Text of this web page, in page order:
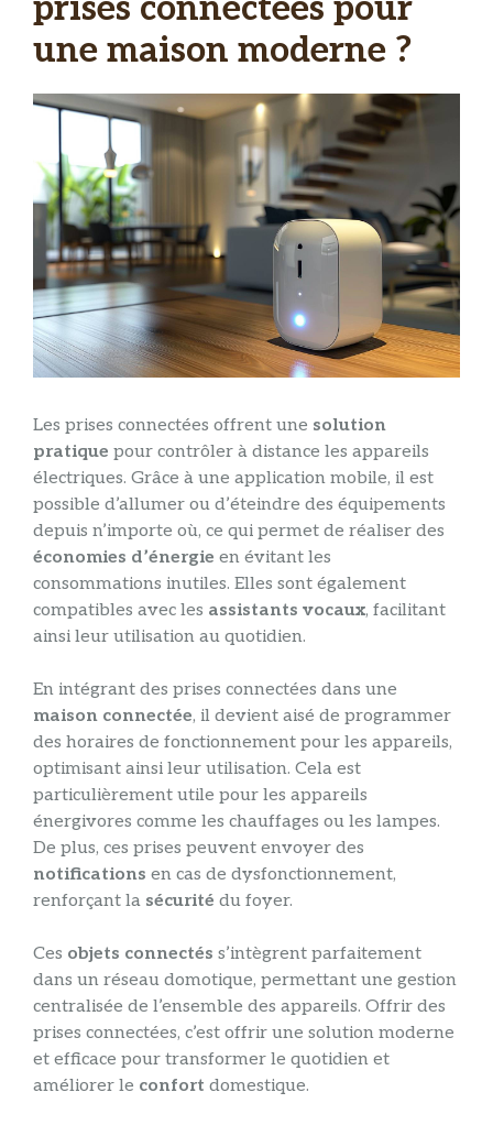
prises connectées pour
une maison moderne ?
Les prises connectées offrent une solution
pratique pour contrôler à distance les appareils
électriques. Grâce à une application mobile, il est
possible d’allumer ou d’éteindre des équipements
depuis n’importe où, ce qui permet de réaliser des
économies d’énergie en évitant les
consommations inutiles. Elles sont également
compatibles avec les assistants vocaux, facilitant
ainsi leur utilisation au quotidien.
En intégrant des prises connectées dans une
maison connectée, il devient aisé de programmer
des horaires de fonctionnement pour les appareils,
optimisant ainsi leur utilisation. Cela est
particulièrement utile pour les appareils
énergivores comme les chauffages ou les lampes.
De plus, ces prises peuvent envoyer des
notifications en cas de dysfonctionnement,
renforçant la sécurité du foyer.
Ces objets connectés s’intègrent parfaitement
dans un réseau domotique, permettant une gestion
centralisée de l’ensemble des appareils. Offrir des
prises connectées, c’est offrir une solution moderne
et efficace pour transformer le quotidien et
améliorer le confort domestique.